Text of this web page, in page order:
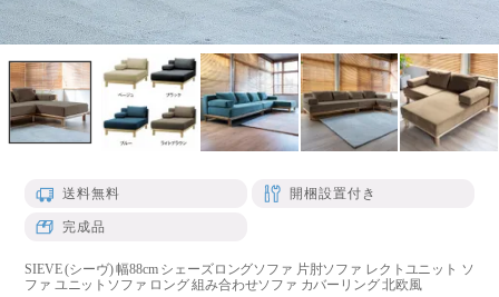
送料無料 開梱設置付き
完成品
SIEVE (シーヴ) 幅88cm シェーズロングソファ 片肘ソファ レクトユニット ソ
ファ ユニットソファ ロング 組み合わせソファ カバーリング 北欧風